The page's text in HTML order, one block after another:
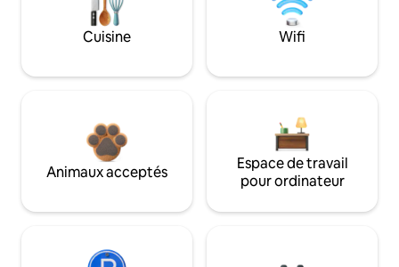
Cuisine Wifi
Animaux acceptés
Espace de travail
pour ordinateur